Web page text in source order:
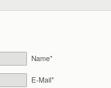
Name*
E-Mail*